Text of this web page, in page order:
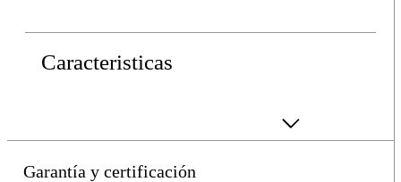
Caracteristicas
Garantía y certificación